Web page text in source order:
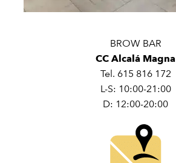
BROW BAR
CC Alcalá Magna
Tel. 615 816 172
L-S: 10:00-21:00
D: 12:00-20:00